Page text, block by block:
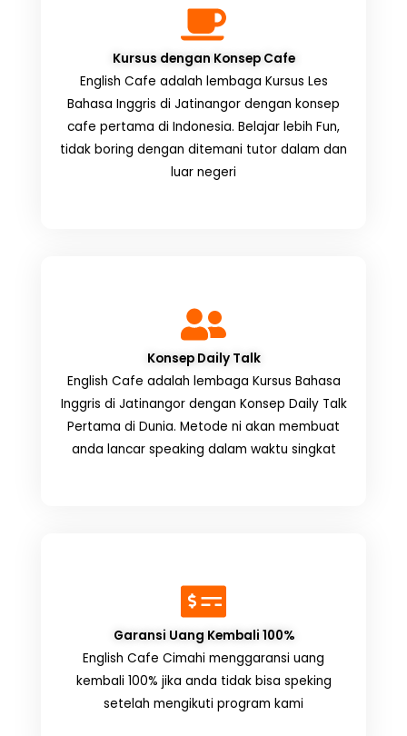
Kursus dengan Konsep Cafe
English Cafe adalah lembaga Kursus Les
Bahasa Inggris di Jatinangor dengan konsep
cafe pertama di Indonesia. Belajar lebih Fun,
tidak boring dengan ditemani tutor dalam dan
luar negeri
Konsep Daily Talk
English Cafe adalah lembaga Kursus Bahasa
Inggris di Jatinangor dengan Konsep Daily Talk
Pertama di Dunia. Metode ni akan membuat
anda lancar speaking dalam waktu singkat
Garansi Uang Kembali 100%
English Cafe Cimahi menggaransi uang
kembali 100% jika anda tidak bisa speking
setelah mengikuti program kami